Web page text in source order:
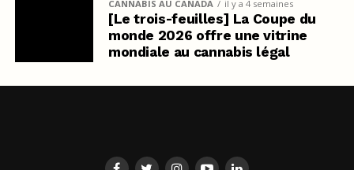
CANNABIS AU CANADA il y a 4 semaines
[Le trois-feuilles] La Coupe du
monde 2026 offre une vitrine
mondiale au cannabis légal